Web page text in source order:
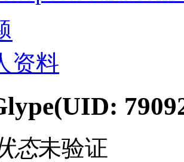
资料
(UID:
态未验证